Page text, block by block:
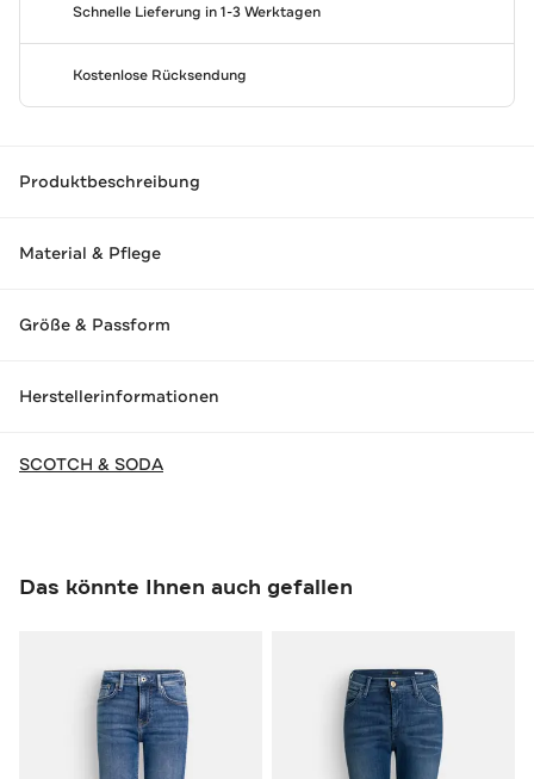
Schnelle Lieferung in 1-3 Werktagen
Kostenlose Rücksendung
Produktbeschreibung
Material & Pflege
Größe & Passform
Herstellerinformationen
SCOTCH & SODA
Das könnte Ihnen auch gefallen